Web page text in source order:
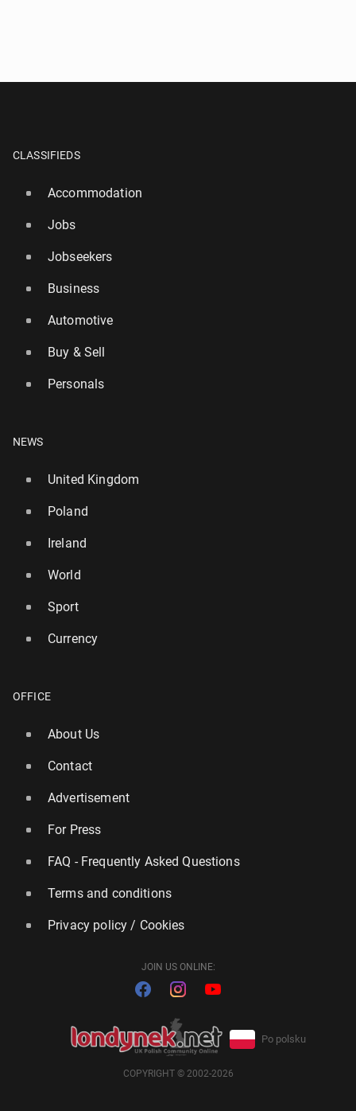
CLASSIFIEDS
Accommodation
Jobs
Jobseekers
Business
Automotive
Buy & Sell
Personals
NEWS
United Kingdom
Poland
Ireland
World
Sport
Currency
OFFICE
About Us
Contact
Advertisement
For Press
FAQ - Frequently Asked Questions
Terms and conditions
Privacy policy / Cookies
JOIN US ONLINE:
Po polsku
COPYRIGHT © 2002-2026